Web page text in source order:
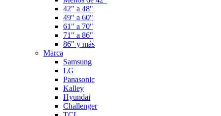
42" a 48"
49" a 60"
61" a 70"
71" a 86"
86" y más
Marca
Samsung
LG
Panasonic
Kalley
Hyundai
Challenger